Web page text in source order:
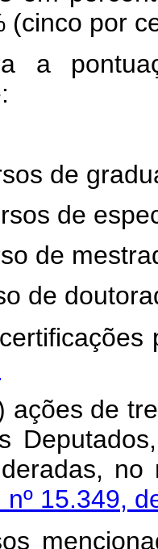
(cinco por
a
de
de
de
de
ações de
15.349,